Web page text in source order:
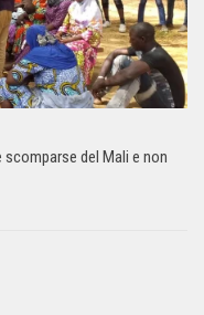
scomparse del Mali e non